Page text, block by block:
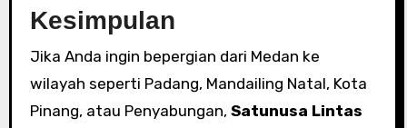
Kesimpulan
Jika Anda ingin bepergian dari Medan ke
wilayah seperti Padang, Mandailing Natal, Kota
Pinang, atau Penyabungan, Satunusa Lintas